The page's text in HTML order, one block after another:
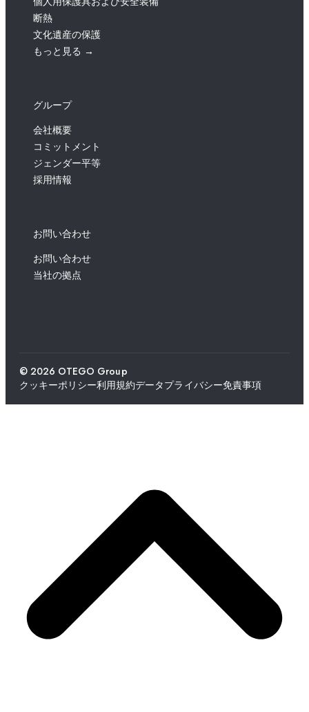
断熱
文化遺産の保護
もっと見る →
グループ
会社概要
コミットメント
ジェンダー平等
採用情報
お問い合わせ
お問い合わせ
当社の拠点
© 2026 OTEGO Group
クッキーポリシー利用規約データプライバシー免責事項